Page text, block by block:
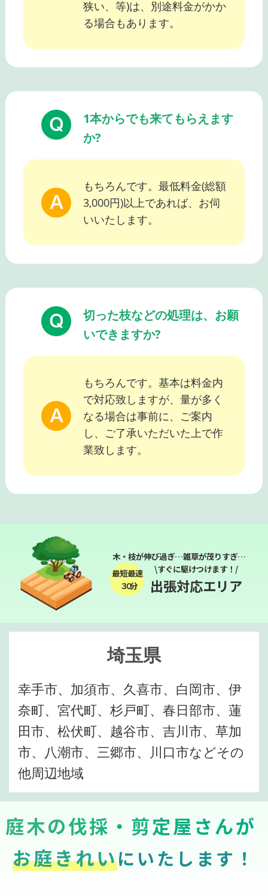
狭い、等)は、別途料金がかか
る場合もあります。
1本からでも来てもらえます
か?
もちろんです。最低料金(総額
3,000円)以上であれば、お伺
いいたします。
切った枝などの処理は、お願
いできますか?
もちろんです。基本は料金内
で対応致しますが、量が多く
なる場合は事前に、ご案内
し、ご了承いただいた上で作
業致します。
木・枝が伸び過ぎ…雑草が茂りすぎ…
最短最速
３０分
\すぐに駆けつけます！/
出張対応エリア
埼玉県
幸手市、加須市、久喜市、白岡市、伊
奈町、宮代町、杉戸町、春日部市、蓮
田市、松伏町、越谷市、吉川市、草加
市、八潮市、三郷市、川口市などその
他周辺地域
庭木の伐採・剪定屋さんが
お庭きれいにいたします！